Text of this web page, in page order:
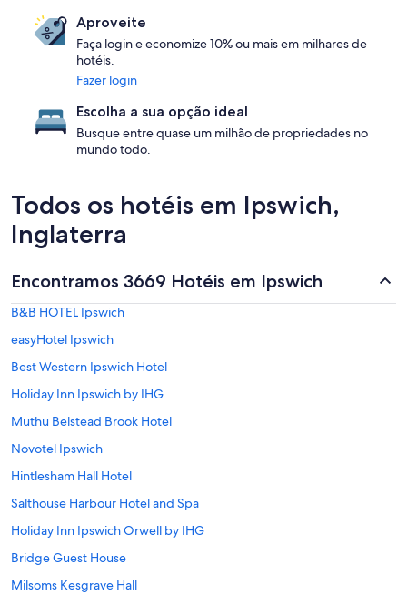
Aproveite
Faça login e economize 10% ou mais em milhares de
hotéis.
Fazer login
Escolha a sua opção ideal
Busque entre quase um milhão de propriedades no
mundo todo.
Todos os hotéis em Ipswich,
Inglaterra
Encontramos 3669 Hotéis em Ipswich
B&B HOTEL Ipswich
easyHotel Ipswich
Best Western Ipswich Hotel
Holiday Inn Ipswich by IHG
Muthu Belstead Brook Hotel
Novotel Ipswich
Hintlesham Hall Hotel
Salthouse Harbour Hotel and Spa
Holiday Inn Ipswich Orwell by IHG
Bridge Guest House
Milsoms Kesgrave Hall